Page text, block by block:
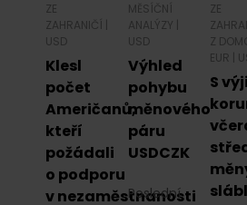
ZE
ZAHRANIČÍ
USD
Klesl
počet
Američanů,
kteří
požádali
o podporu
v nezaměstnanosti
MĚSÍČNÍ
ANALÝZY
USD
Výhled
pohybu
měnového
páru
USDCZK
Poslední
ZE
Z
EUR
S